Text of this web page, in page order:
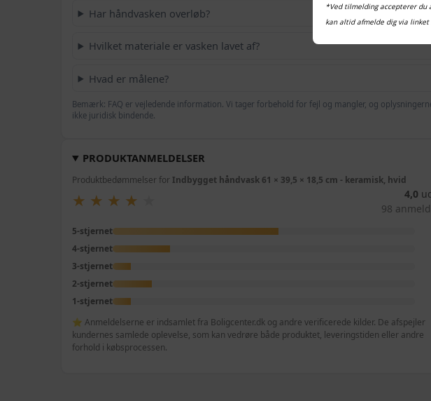
Har håndvasken overløb?
Hvilket materiale er vasken lavet af?
Hvad er målene?
Bemærk: FAQ er vejledende information. Vi tager forbehold for fejl og mangler, og
ikke juridisk bindende.
PRODUKTANMELDELSER
Produktbedømmelser for Indbygget håndvask 61 × 39,5 × 18,5 cm - keramisk, hvid
★
★ ★
★ ★
★ ★
★ 4,0
98
5-stjernet
4-stjernet
3-stjernet
2-stjernet
1-stjernet
⭐ Anmeldelserne er indsamlet fra Boligcenter.dk og andre verificerede kilder. De afspejler
kundernes samlede oplevelse, som kan vedrøre både produktet, leveringstiden eller andre
forhold i købsprocessen.
*Ved tilmelding accepterer du
kan altid afmelde dig via